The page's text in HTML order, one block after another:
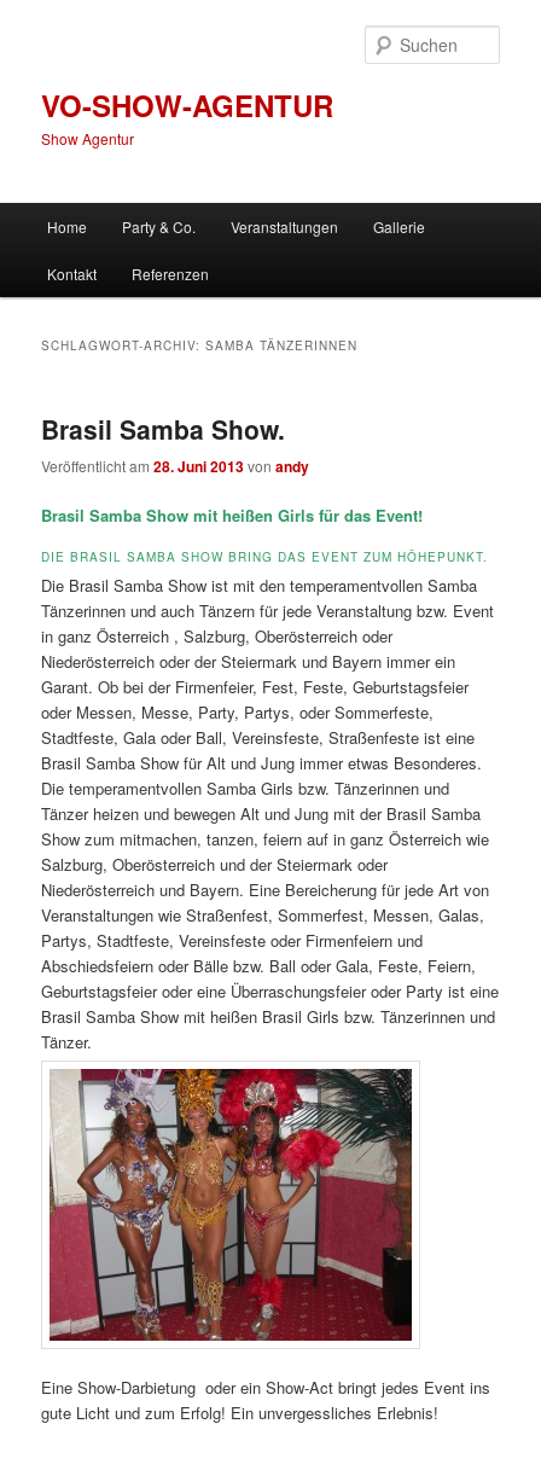
VO-SHOW-AGENTUR
Show Agentur
Home Party & Co. Veranstaltungen Gallerie
Kontakt Referenzen
SCHLAGWORT-ARCHIV:SAMBA TÄNZERINNEN
Brasil Samba Show.
Veröffentlicht am28. Juni 2013vonandy
Brasil Samba Show mit heißen Girls für das Event!
DIE BRASIL SAMBA SHOW BRING DAS EVENT ZUM HÖHEPUNKT.
Die Brasil Samba Show ist mit den temperamentvollen Samba
Tänzerinnen und auch Tänzern für jede Veranstaltung bzw. Event
in ganz Österreich , Salzburg, Oberösterreich oder
Niederösterreich oder der Steiermark und Bayern immer ein
Garant. Ob bei der Firmenfeier, Fest, Feste, Geburtstagsfeier
oder Messen, Messe, Party, Partys, oder Sommerfeste,
Stadtfeste, Gala oder Ball, Vereinsfeste, Straßenfeste ist eine
Brasil Samba Show für Alt und Jung immer etwas Besonderes.
Die temperamentvollen Samba Girls bzw. Tänzerinnen und
Tänzer heizen und bewegen Alt und Jung mit der Brasil Samba
Show zum mitmachen, tanzen, feiern auf in ganz Österreich wie
Salzburg, Oberösterreich und der Steiermark oder
Niederösterreich und Bayern. Eine Bereicherung für jede Art von
Veranstaltungen wie Straßenfest, Sommerfest, Messen, Galas,
Partys, Stadtfeste, Vereinsfeste oder Firmenfeiern und
Abschiedsfeiern oder Bälle bzw. Ball oder Gala, Feste, Feiern,
Geburtstagsfeier oder eine Überraschungsfeier oder Party ist eine
Brasil Samba Show mit heißen Brasil Girls bzw. Tänzerinnen und
Tänzer.
Eine Show-Darbietung oder ein Show-Act bringt jedes Event ins
gute Licht und zum Erfolg! Ein unvergessliches Erlebnis!